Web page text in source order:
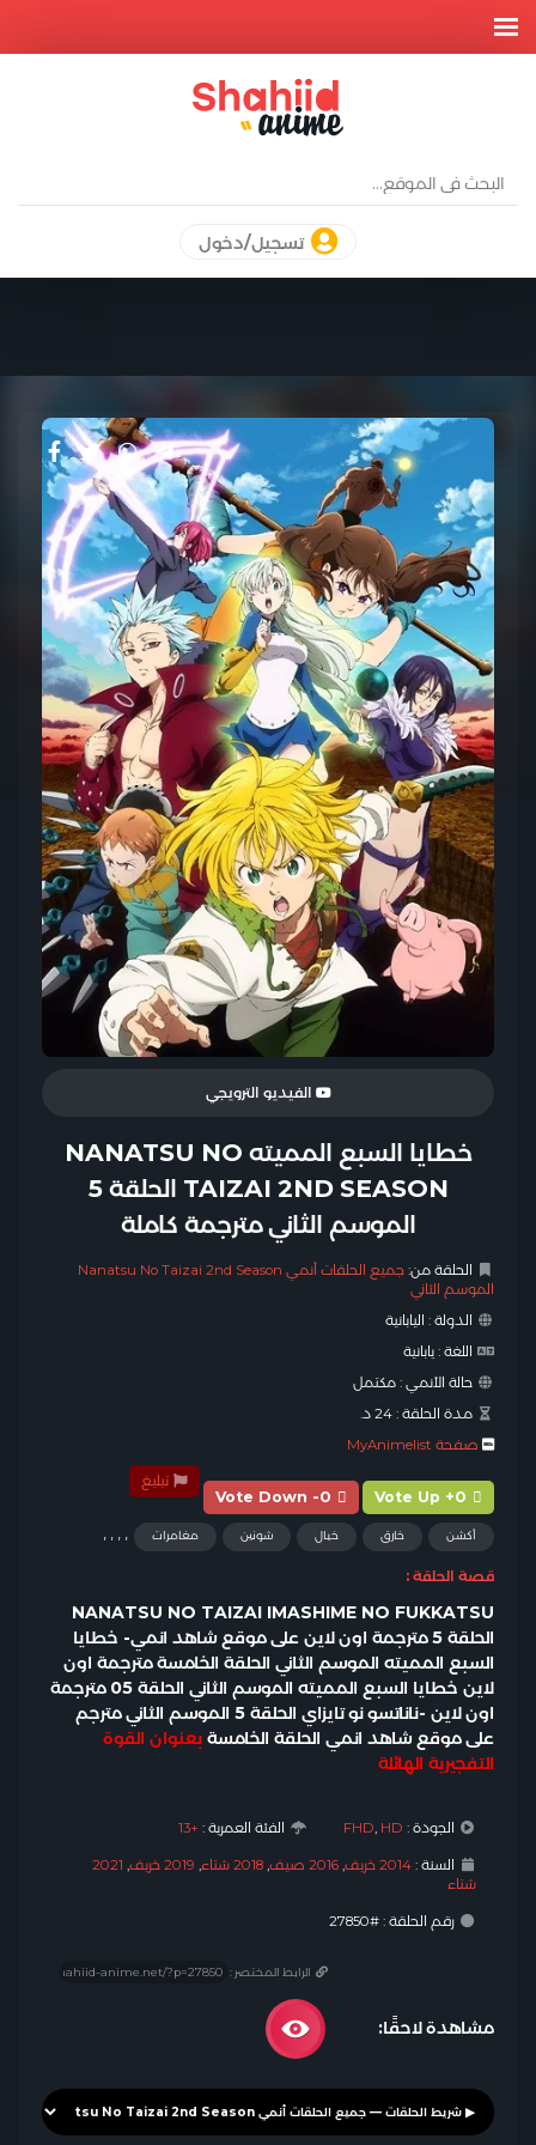
تسجيل/دخول
الفيديو الترويجي
خطايا السبع المميته NANATSU NO
TAIZAI 2ND SEASON الحلقة 5
الموسم الثاني مترجمة كاملة
الحلقة من:
جميع الحلقات أنمي Nanatsu No Taizai 2nd Season
الموسم الثاني
الدولة : اليابانية
اللغة :يابانية
حالة الأنمي :مكتمل
مدة الحلقة :24 د.
صفحة MyAnimelist
Vote Up +0
Vote Down -0
تبليغ
أكشن خارق خيال شونين مغامرات
قصة الحلقة :
NANATSU NO TAIZAI IMASHIME NO FUKKATSU
الحلقة 5 مترجمة اون لاين على موقع شاهد انمي- خطايا
السبع المميته الموسم الثاني الحلقة الخامسة مترجمة اون
لاين خطايا السبع المميته الموسم الثاني الحلقة 05 مترجمة
اون لاين -ناناتسو نو تايزاي الحلقة 5 الموسم الثاني مترجم
على موقع شاهد انمي الحلقة الخامسة بعنوان القوة
التفجيرية الهائلة
الجودة : FHD HD الفئة العمرية : +13
السنة :2014 خريف ,2016 صيف ,2018 شتاء 2019 خريف
2021
شتاء
رقم الحلقة : #27850
الرابط المختصر :
مشاهدة لاحقًا: